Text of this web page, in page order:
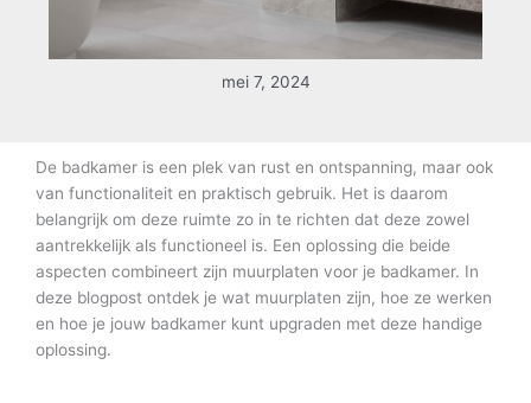
mei 7, 2024
De badkamer is een plek van rust en ontspanning, maar ook
van functionaliteit en praktisch gebruik. Het is daarom
belangrijk om deze ruimte zo in te richten dat deze zowel
aantrekkelijk als functioneel is. Een oplossing die beide
aspecten combineert zijn muurplaten voor je badkamer. In
deze blogpost ontdek je wat muurplaten zijn, hoe ze werken
en hoe je jouw badkamer kunt upgraden met deze handige
oplossing.